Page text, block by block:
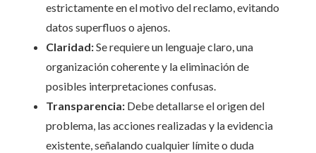
estrictamente en el motivo del reclamo, evitando
datos superfluos o ajenos.
Claridad:Se requiere un lenguaje claro, una
organización coherente y la eliminación de
posibles interpretaciones confusas.
Transparencia: Debe detallarse el origen del
problema, las acciones realizadas y la evidencia
existente, señalando cualquier límite o duda